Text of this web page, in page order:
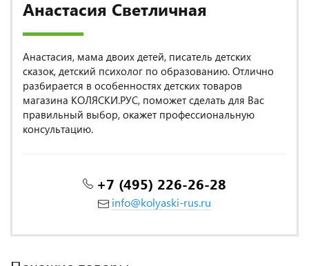
Анастасия Светличная
Анастасия, мама двоих детей, писатель детских
сказок, детский психолог по образованию. Отлично
разбирается в особенностях детских товаров
магазина КОЛЯСКИ.РУС, поможет сделать для Вас
правильный выбор, окажет профессиональную
консультацию.
+7 (495) 226-26-28
info@kolyaski-rus.ru